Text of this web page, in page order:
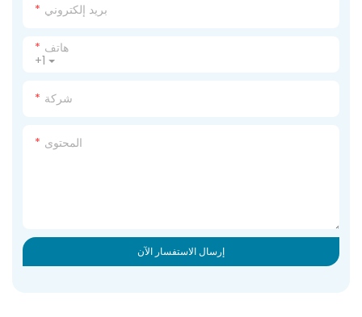
بريد إلكتروني
+1
هاتف
شركة
المحتوى
إرسال الاستفسار الآن